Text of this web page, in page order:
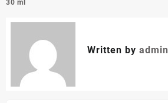
30 ml
Written by admin